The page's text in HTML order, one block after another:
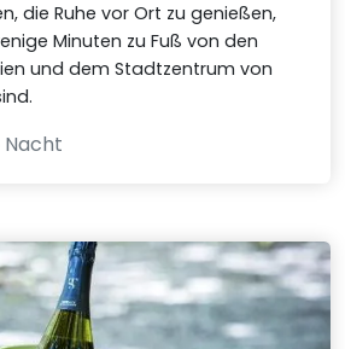
die Ruhe vor Ort zu genießen,
Minuten zu Fuß von den
und dem Stadtzentrum von